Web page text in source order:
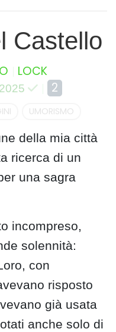
Castello
LOCK
2
UMORISMO
della mia città
ricerca di un
una sagra
incompreso,
solennità:
con
risposto
già usata
anche solo di